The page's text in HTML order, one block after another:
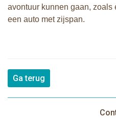
avontuur kunnen gaan, zoals
een auto met zijspan.
Ga terug